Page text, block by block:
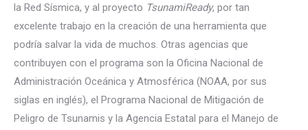
la Red Sísmica, y al proyecto TsunamiReady, por tan
excelente trabajo en la creación de una herramienta que
podría salvar la vida de muchos. Otras agencias que
contribuyen con el programa son la Oficina Nacional de
Administración Oceánica y Atmosférica (NOAA, por sus
siglas en inglés), el Programa Nacional de Mitigación de
Peligro de Tsunamis y la Agencia Estatal para el Manejo de